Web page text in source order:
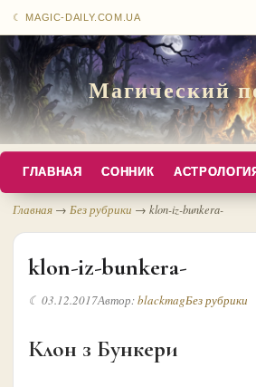
☾ MAGIC-DAILY.COM.UA
Магический
ГЛАВНАЯ СОННИК
Главная → Без рубрики → klon-iz-bunkera-
klon-iz-bunkera-
☾ 03.12.2017Автор:blackmagБез рубрики
Клон з Бункери